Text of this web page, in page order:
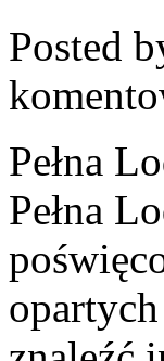
Posted
Pełna
Pełna